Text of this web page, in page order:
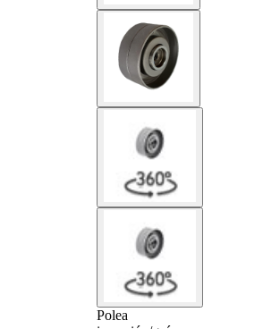
Polea